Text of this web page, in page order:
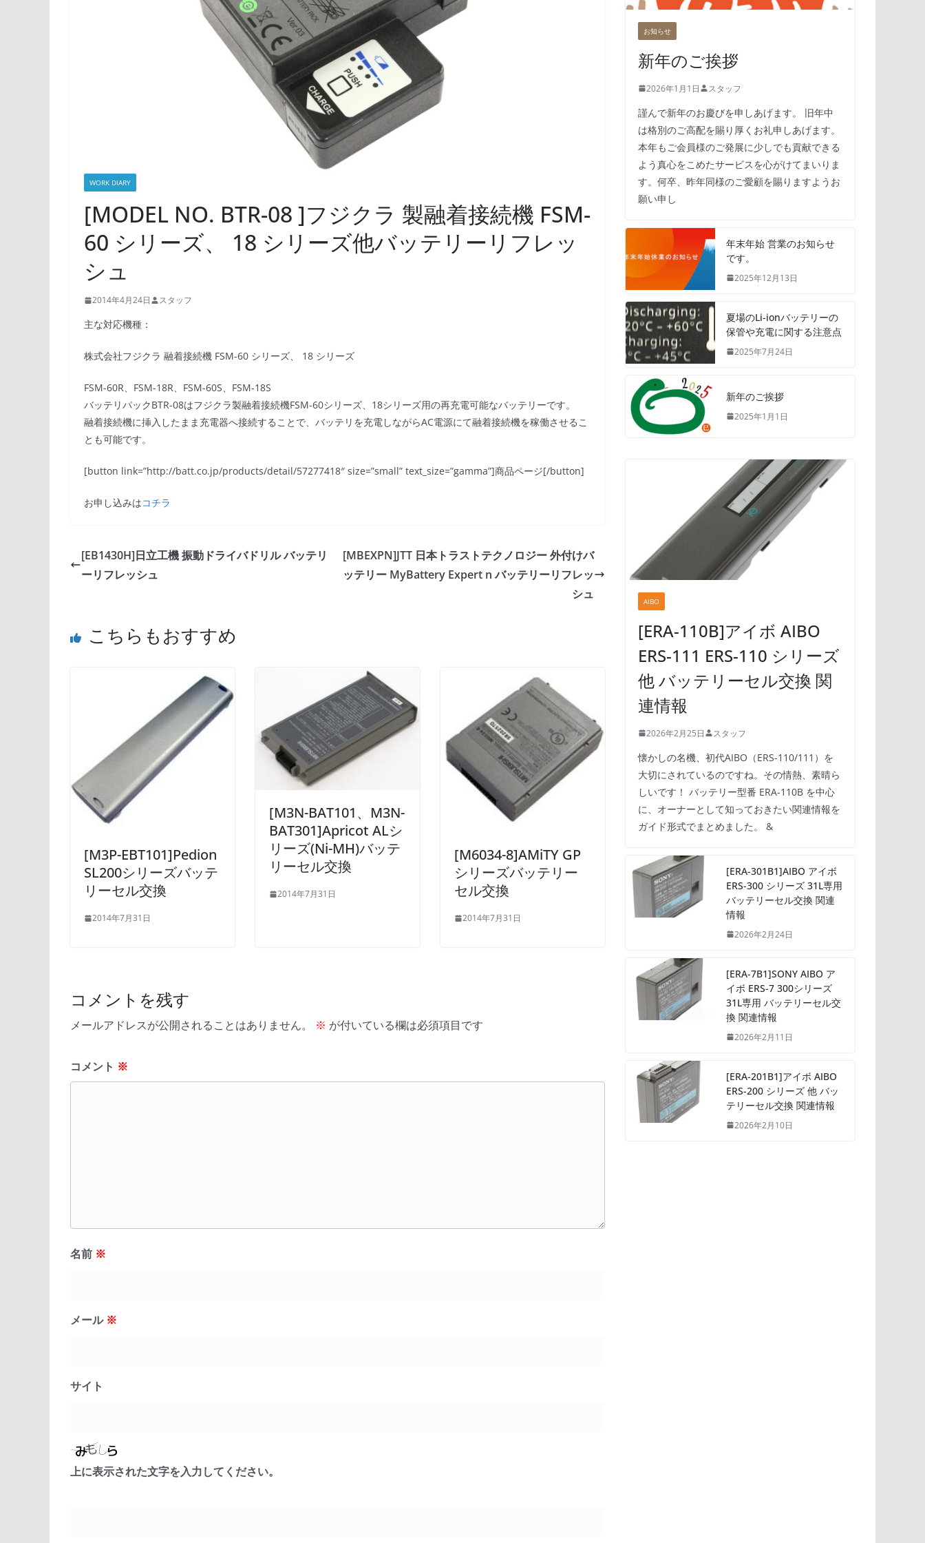
WORK DIARY
[MODEL NO. BTR-08 ]フジクラ 製融着接続機 FSM-
60 シリーズ、 18 シリーズ他バッテリーリフレッ
シュ
2014年4月24日 スタッフ
主な対応機種：
株式会社フジクラ 融着接続機 FSM-60 シリーズ、 18 シリーズ
FSM-60R、FSM-18R、FSM-60S、FSM-18S
バッテリパックBTR-08はフジクラ製融着接続機FSM-60シリーズ、18シリーズ用の再充電可能なバッテリーです。
融着接続機に挿入したまま充電器へ接続することで、バッテリを充電しながらAC電源にて融着接続機を稼働させるこ
とも可能です。
[button link=”http://batt.co.jp/products/detail/57277418″ size=”small” text_size=”gamma”]商品ページ[/button]
お申し込みはコチラ
[EB1430H]日立工機 振動ドライバドリル バッテリ
ーリフレッシュ
[MBEXPN]JTT 日本トラストテクノロジー 外付けバ
ッテリー MyBattery Expert n バッテリーリフレッ
シュ
こちらもおすすめ
[M3P-EBT101]Pedion
SL200シリーズバッテ
リーセル交換
2014年7月31日
[M3N-BAT101、M3N-
BAT301]Apricot ALシ
リーズ(Ni-MH)バッテ
リーセル交換
2014年7月31日
[M6034-8]AMiTY GP
シリーズバッテリー
セル交換
2014年7月31日
コメントを残す
メールアドレスが公開されることはありません。 ※ が付いている欄は必須項目です
コメント ※
名前 ※
メール ※
サイト
上に表示された文字を入力してください。
お知らせ
新年のご挨拶
2026年1月1日 スタッフ
謹んで新年のお慶びを申しあげます。 旧年中
は格別のご高配を賜り厚くお礼申しあげます。
本年もご会員様のご発展に少しでも貢献できる
よう真心をこめたサービスを心がけてまいりま
す。何卒、昨年同様のご愛顧を賜りますようお
願い申し
年末年始 営業のお知らせ
です。
2025年12月13日
夏場のLi-ionバッテリーの
保管や充電に関する注意点
2025年7月24日
新年のご挨拶
2025年1月1日
AIBO
[ERA-110B]アイボ AIBO
ERS-111 ERS-110 シリーズ
他 バッテリーセル交換 関
連情報
2026年2月25日 スタッフ
懐かしの名機、初代AIBO（ERS-110/111）を
大切にされているのですね。その情熱、素晴ら
しいです！ バッテリー型番 ERA-110B を中心
に、オーナーとして知っておきたい関連情報を
ガイド形式でまとめました。 &
[ERA-301B1]AIBO アイボ
ERS-300 シリーズ 31L専用
バッテリーセル交換 関連
情報
2026年2月24日
[ERA-7B1]SONY AIBO ア
イボ ERS-7 300シリーズ
31L専用 バッテリーセル交
換 関連情報
2026年2月11日
[ERA-201B1]アイボ AIBO
ERS-200 シリーズ 他 バッ
テリーセル交換 関連情報
2026年2月10日